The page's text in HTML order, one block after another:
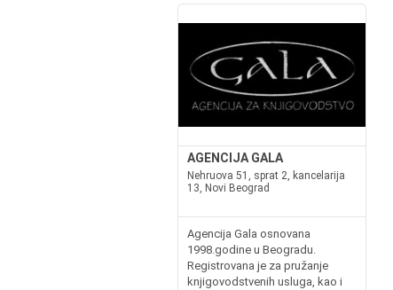
AGENCIJA GALA
Nehruova 51, sprat 2, kancelarija
13, Novi Beograd
Agencija Gala osnovana
1998.godine u Beogradu.
Registrovana je za pružanje
knjigovodstvenih usluga, kao i